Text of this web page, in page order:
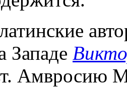
Западе
Амвросию